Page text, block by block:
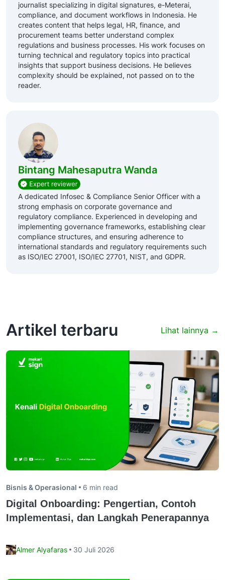
journalist specializing in digital signatures, e-Meterai,
compliance, and document workflows in Indonesia. He
creates content that helps legal, HR, finance, and
procurement teams better understand complex
regulations and business processes. His work focuses on
turning technical and regulatory topics into practical
insights that support business decisions. He believes
complexity should be explained, not passed on to the
reader.
Bintang Mahesaputra Wanda
A dedicated Infosec & Compliance Senior Officer with a
strong emphasis on corporate governance and
regulatory compliance. Experienced in developing and
implementing governance frameworks, establishing clear
compliance structures, and ensuring adherence to
international standards and regulatory requirements such
as ISO/IEC 27001, ISO/IEC 27701, NIST, and GDPR.
Artikel terbaru Lihat lainnya →
Bisnis & Operasional 6 min read
Digital Onboarding: Pengertian, Contoh
Implementasi, dan Langkah Penerapannya
Almer Alyafaras 30 Juli 2026